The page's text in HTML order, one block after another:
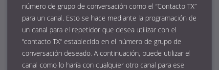
número de grupo de conversación como el “Contacto TX”
para un canal. Esto se hace mediante la programación de
un canal para el repetidor que desea utilizar con el
“contacto TX” establecido en el número de grupo de
conversación deseado. A continuación, puede utilizar el
canal como lo haría con cualquier otro canal para ese